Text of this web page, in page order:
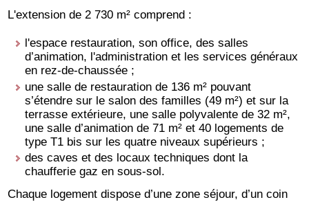
L'extension de 2 730 m² comprend :
l'espace restauration, son office, des salles
d’animation, l'administration et les services généraux
en rez-de-chaussée ;
une salle de restauration de 136 m² pouvant
s’étendre sur le salon des familles (49 m²) et sur la
terrasse extérieure, une salle polyvalente de 32 m²,
une salle d’animation de 71 m² et 40 logements de
type T1 bis sur les quatre niveaux supérieurs ;
des caves et des locaux techniques dont la
chaufferie gaz en sous-sol.
Chaque logement dispose d’une zone séjour, d’un coin